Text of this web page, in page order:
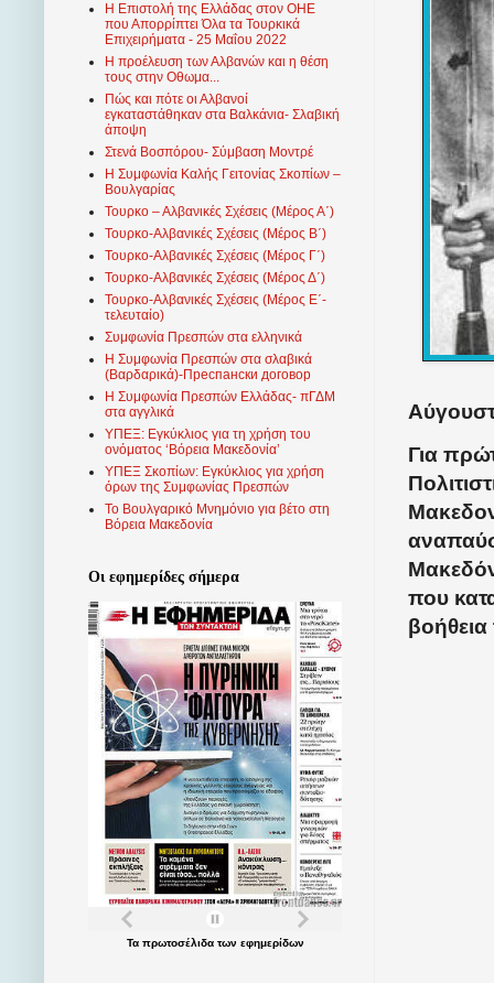
Για
που
Η Επιστολή της Ελλάδας στον ΟΗΕ
που Απορρίπτει Όλα τα Τουρκικά
Επιχειρήματα - 25 Μαΐου 2022
Η προέλευση των Αλβανών και η θέση
τους στην Οθωμα...
Πώς και πότε οι Αλβανοί
εγκαταστάθηκαν στα Βαλκάνια- Σλαβική
άποψη
Στενά Βοσπόρου- Σύμβαση Μοντρέ
Η Συμφωνία Καλής Γειτονίας Σκοπίων –
Βουλγαρίας
Τουρκο – Αλβανικές Σχέσεις (Mέρος Α΄)
Τουρκο-Αλβανικές Σχέσεις (Μέρος Β΄)
Τουρκο-Αλβανικές Σχέσεις (Μέρος Γ΄)
Τουρκο-Αλβανικές Σχέσεις (Μέρος Δ΄)
Τουρκο-Αλβανικές Σχέσεις (Μέρος Ε΄-
τελευταίο)
Συμφωνία Πρεσπών στα ελληνικά
Η Συμφωνία Πρεσπών στα σλαβικά
(Βαρδαρικά)-Преспански договор
Η Συμφωνία Πρεσπών Ελλάδας- πΓΔΜ
στα αγγλικά
ΥΠΕΞ: Εγκύκλιος για τη χρήση του
ονόματος ‘Βόρεια Μακεδονία’
ΥΠΕΞ Σκοπίων: Εγκύκλιος για χρήση
όρων της Συμφωνίας Πρεσπών
Το Βουλγαρικό Μνημόνιο για βέτο στη
Βόρεια Μακεδονία
Οι εφημερίδες σήμερα
Τα πρωτοσέλιδατων εφημερίδων